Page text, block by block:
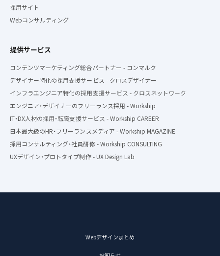
採用サイト
Webコンサルティング
提供サービス
コンテンツマーケティング総合パートナー - コンマルク
デザイナー特化の採用支援サービス - クロスデザイナー
インフラエンジニア特化の採用支援サービス - クロスネットワーク
エンジニア・デザイナーのフリーランス採用 - Workship
IT・DX人材の採用・転職支援サービス - Workship CAREER
日本最大級のHR・フリーランスメディア - Workship MAGAZINE
採用コンサルティング・社員研修 - Workship CONSULTING
UXデザイン・プロトタイプ制作 - UX Design Lab
Webデザインまとめ